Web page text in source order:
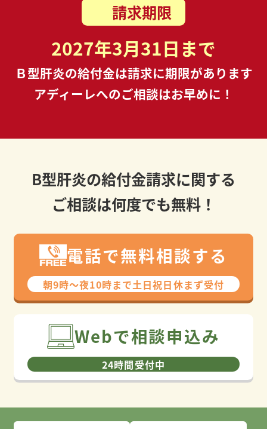
請求期限
2027年3月31日まで
Ｂ型肝炎の給付金は請求に期限があります
アディーレへのご相談はお早めに！
B型肝炎の給付金請求に関する
ご相談は何度でも無料！
電話で無料相談する
朝9時〜夜10時まで⼟⽇祝⽇休まず受付
Webで相談申込み
24時間受付中